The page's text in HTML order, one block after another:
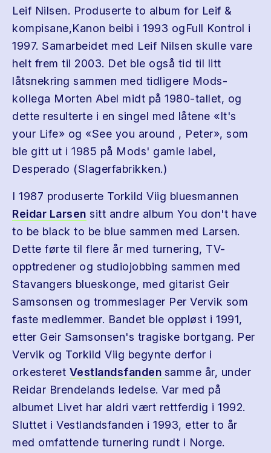
Leif Nilsen. Produserte to album for Leif &
kompisane,Kanon beibi i 1993 ogFull Kontrol i
1997. Samarbeidet med Leif Nilsen skulle vare
helt frem til 2003. Det ble også tid til litt
låtsnekring sammen med tidligere Mods-
kollega Morten Abel midt på 1980-tallet, og
dette resulterte i en singel med låtene «It's
your Life» og «See you around , Peter», som
ble gitt ut i 1985 på Mods' gamle label,
Desperado (Slagerfabrikken.)
I 1987 produserte Torkild Viig bluesmannen
Reidar Larsen sitt andre album You don't have
to be black to be blue sammen med Larsen.
Dette førte til flere år med turnering, TV-
opptredener og studiojobbing sammen med
Stavangers blueskonge, med gitarist Geir
Samsonsen og trommeslager Per Vervik som
faste medlemmer. Bandet ble oppløst i 1991,
etter Geir Samsonsen's tragiske bortgang. Per
Vervik og Torkild Viig begynte derfor i
orkesteret Vestlandsfanden samme år, under
Reidar Brendelands ledelse. Var med på
albumet Livet har aldri vært rettferdig i 1992.
Sluttet i Vestlandsfanden i 1993, etter to år
med omfattende turnering rundt i Norge.